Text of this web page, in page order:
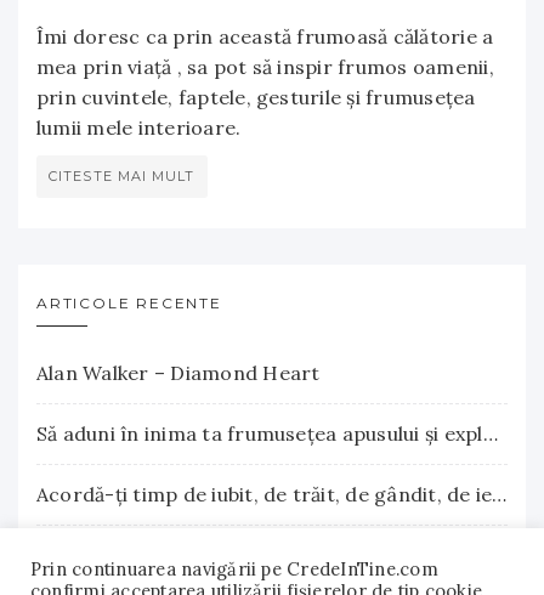
Îmi doresc ca prin această frumoasă călătorie a
mea prin viață , sa pot să inspir frumos oamenii,
prin cuvintele, faptele, gesturile și frumusețea
lumii mele interioare.
CITESTE MAI MULT
ARTICOLE RECENTE
Alan Walker – Diamond Heart
Să aduni în inima ta frumuseţea apusului şi explozia nesfârşită a răsăritului
Acordă-ţi timp de iubit, de trăit, de gândit, de iertat
Prin continuarea navigării pe CredeInTine.com